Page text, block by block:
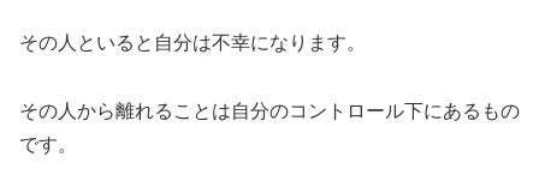
その人といると自分は不幸になります。
その人から離れることは自分のコントロール下にあるもの
です。